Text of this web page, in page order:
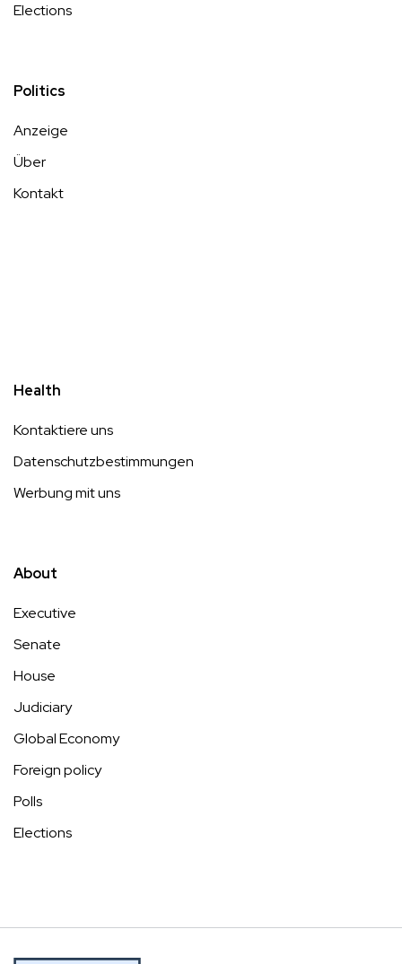
Elections
Politics
Anzeige
Über
Kontakt
Health
Kontaktiere uns
Datenschutzbestimmungen
Werbung mit uns
About
Executive
Senate
House
Judiciary
Global Economy
Foreign policy
Polls
Elections